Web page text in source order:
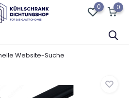
0 0
Website-Suche